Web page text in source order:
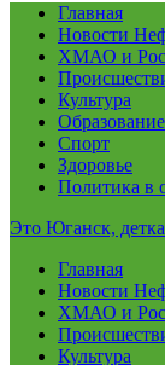
Главная
Новости
ХМАО и
Культура
Образование
Спорт
Здоровье
Политика в
Это Юганск,
Главная
Новости
ХМАО и
Культура